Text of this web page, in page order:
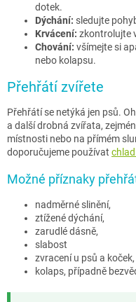
dotek.
Dýchání: sledujte
Krvácení: zkontrolujte
Chování: všímejte si
nebo kolapsu.
Přehřátí zvířete
Přehřátí se netýká jen psů.
a další drobná zvířata,
místnosti nebo na přímém
doporučujeme používat
Možné příznaky
nadměrné slinění,
ztížené dýchání,
zarudlé dásně,
slabost
zvracení u psů a koček,
kolaps, případně